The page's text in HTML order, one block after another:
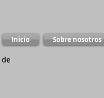
Inicio Sobre nosotros
de